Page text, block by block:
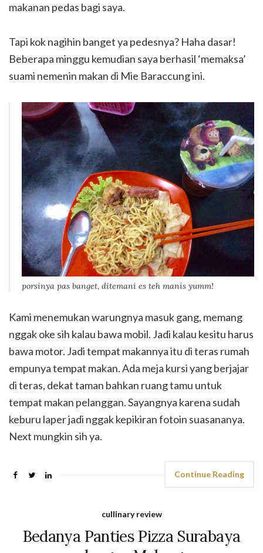
makanan pedas bagi saya.
Tapi kok nagihin banget ya pedesnya? Haha dasar!
Beberapa minggu kemudian saya berhasil ‘memaksa’
suami nemenin makan di Mie Baraccung ini.
porsinya pas banget, ditemani es teh manis yumm!
Kami menemukan warungnya masuk gang, memang
nggak oke sih kalau bawa mobil. Jadi kalau kesitu harus
bawa motor. Jadi tempat makannya itu di teras rumah
empunya tempat makan. Ada meja kursi yang berjajar
di teras, dekat taman bahkan ruang tamu untuk
tempat makan pelanggan. Sayangnya karena sudah
keburu laper jadi nggak kepikiran fotoin suasananya.
Next mungkin sih ya.
Continue Reading
cullinary review
Bedanya Panties Pizza Surabaya